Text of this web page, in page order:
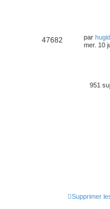
47682 par
mer. 10
951
Supprimer